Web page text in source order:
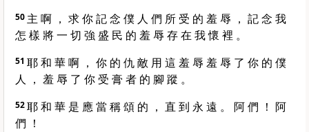
50 主 啊 ， 求 你 記 念 僕 人 們 所 受 的 羞 辱 ， 記 念 我
怎 樣 將 一 切 強 盛 民 的 羞 辱 存 在 我 懷 裡 。
51 耶 和 華 啊 ， 你 的 仇 敵 用 這 羞 辱 羞 辱 了 你 的 僕
人 ， 羞 辱 了 你 受 膏 者 的 腳 蹤 。
52耶 和 華 是 應 當 稱 頌 的 ， 直 到 永 遠 。 阿 們 ！ 阿
們 ！